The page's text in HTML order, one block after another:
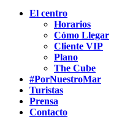
El centro
Horarios
Cómo Llegar
Cliente VIP
Plano
The Cube
#PorNuestroMar
Turistas
Prensa
Contacto